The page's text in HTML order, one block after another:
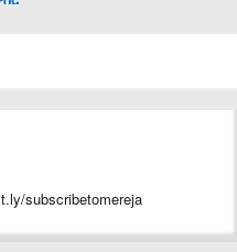
subscribetomereja